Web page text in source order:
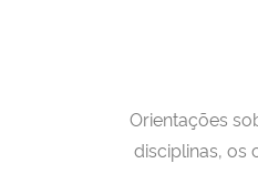
Orientações
disciplinas, os